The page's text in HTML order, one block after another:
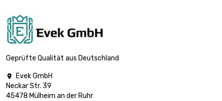
Breite x Länge :
2.536,13 €
Breite x Länge :
200x200mm
Geprüfte Qualität aus Deutschland

Evek GmbH
Neckar Str. 39
45478 Mülheim an der Ruhr